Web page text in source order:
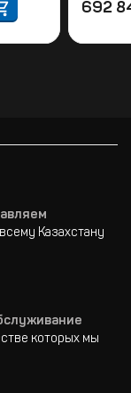
Казахстану
которых мы